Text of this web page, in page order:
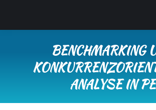
BENCHMARKING
ANALYSE IN PE